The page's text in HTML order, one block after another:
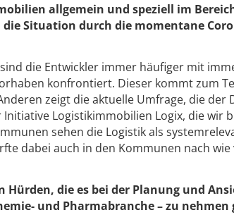
allgemein und speziell im
Situation durch die momentane
die Entwickler immer häufiger mit
konfrontiert. Dieser kommt zum
zeigt die aktuelle Umfrage, die der
Logistikimmobilien Logix, die wir
sehen die Logistik als
dabei auch in den Kommunen nach
die es bei der Planung und
und Pharmabranche – zu nehmen